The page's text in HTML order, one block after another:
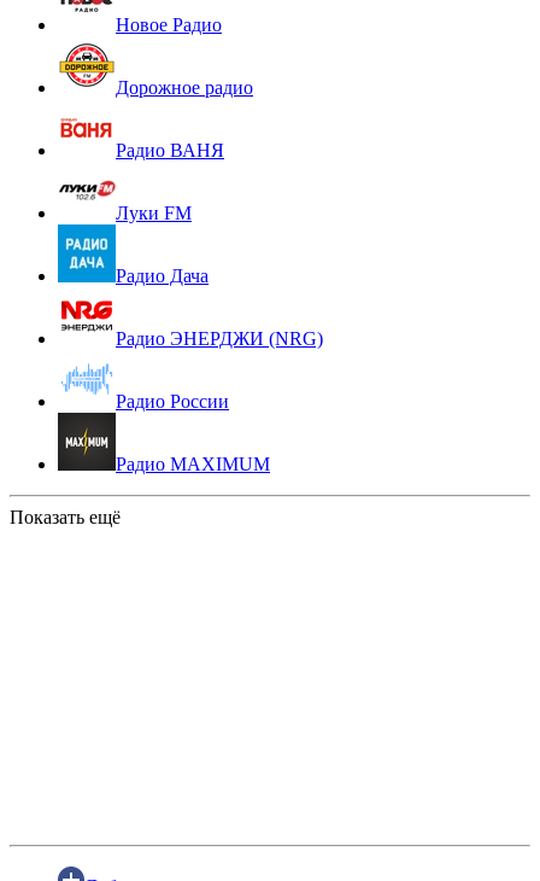
Новое Радио
Дорожное радио
Радио ВАНЯ
Луки FM
Радио Дача
Радио ЭНЕРДЖИ (NRG)
Радио России
Радио MAXIMUM
Показать ещё